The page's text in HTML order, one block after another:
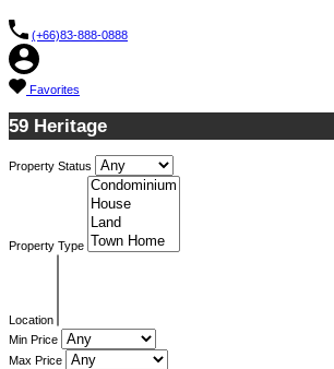
(+66)83-888-0888
Favorites
59 Heritage
Property Status
Property Type
Location
Min Price
Max Price